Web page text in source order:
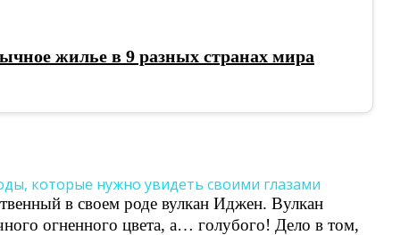
жилье в 9 разных странах мира
в своем роде вулкан Иджен. Вулкан
огненного цвета, а… голубого! Дело в том,